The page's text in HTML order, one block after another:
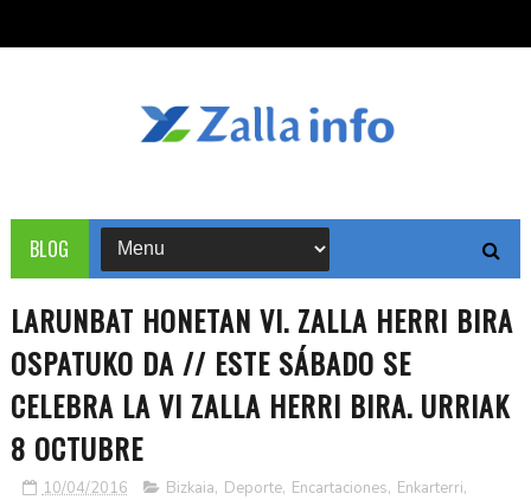
BLOG
LARUNBAT HONETAN VI. ZALLA HERRI BIRA
OSPATUKO DA // ESTE SÁBADO SE
CELEBRA LA VI ZALLA HERRI BIRA. URRIAK
8 OCTUBRE
10/04/2016 Bizkaia, Deporte, Encartaciones, Enkarterri,